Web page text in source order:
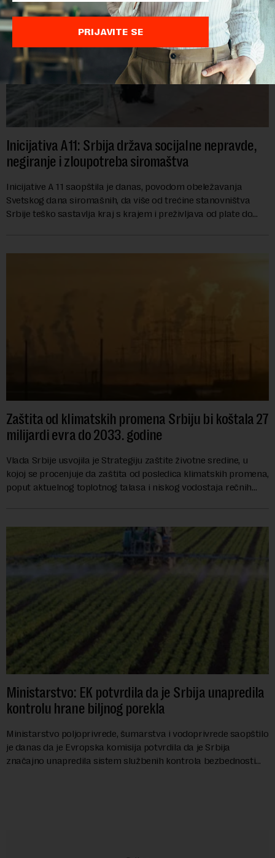
Inicijativa A11: Srbija država socijalne nepravde,
negiranje i zloupotreba siromaštva
Inicijative A 11 saopštila je danas, povodom obeležavanja
Svetskog dana siromašnih, da više od trećine stanovništva
Srbije teško sastavlja kraj s krajem i preživljava od plate do
Zaštita od klimatskih promena Srbiju bi koštala 27
milijardi evra do 2033. godine
Vlada Srbije usvojila je Strategiju zaštite životne sredine, u
kojoj se procenjuje da zaštita od posledica klimatskih promena,
poput aktuelnog toplotnog talasa i niskog vodostaja rečnih
Ministarstvo: EK potvrdila da je Srbija unapredila
kontrolu hrane biljnog porekla
Ministarstvo poljoprivrede, šumarstva i vodoprivrede saopštilo
je danas da je Evropska komisija potvrdila da je Srbija
značajno unapredila sistem službenih kontrola bezbednosti
PRIJAVITE SE